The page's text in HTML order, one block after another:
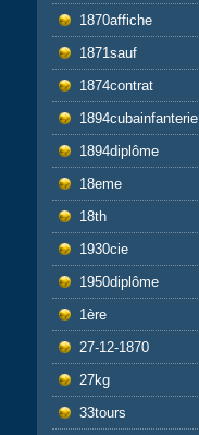
1870affiche
1871sauf
1874contrat
1894cubainfanterie
1894diplôme
18eme
18th
1930cie
1950diplôme
1ère
27-12-1870
27kg
33tours